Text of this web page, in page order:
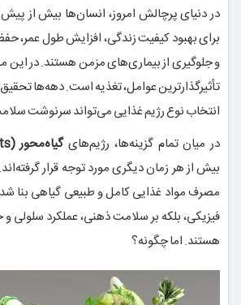
در دنیای پرچالش امروز، انسان‌ها بیش از
برای بهبود کیفیت زندگی، افزایش طول عمر،
و جلوگیری از بیماری‌های مزمن هستند. در این
تأثیرگذارترین عوامل، تغذیه است. دهه‌ها
انتخاب نوع رژیم غذایی می‌تواند سرنوشت
در میان تمام گزینه‌ها، رژیم‌هایگیاه‌محور (Plant-Based Diets)
بیش از هر زمان دیگری مورد توجه قرار
مصرف مواد غذایی کامل و طبیعی گیاهی بنا
فیزیکی، بلکه بر سلامت ذهنی، عملکرد سلولی و
هستند. اما چگونه؟